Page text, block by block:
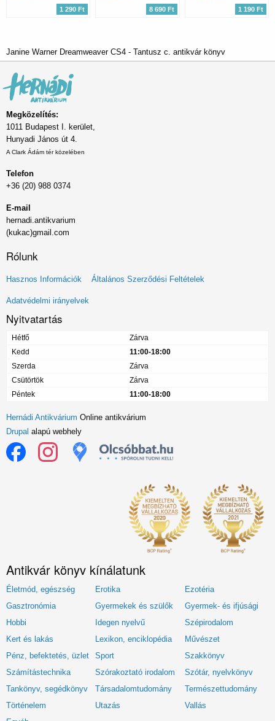
1 290 Ft 8 690 Ft 1 190 Ft
Janine Warner Dreamweaver CS4 - Tantusz c. antikvár könyv
Megközelítés:
1011 Budapest I. kerület,
Hunyadi János út 4.
A Clark Ádám tér közelében
Telefon
+36 (20) 988 0374
E-mail
hernadi.antikvarium
(kukac)gmail.com
Rólunk
Lábléc
menü
Hasznos Információk Általános Szerződési Feltételek
Adatvédelmi irányelvek
Nyitvatartás
Hétfő
Zárva
Kedd
11:00-18:00
Szerda
Zárva
Csütörtök
Zárva
Péntek
11:00-18:00
Hernádi Antikvárium Online antikvárium
Drupal alapú webhely
Antikvár könyv kínálatunk
Életmód, egészség Erotika
Ezotéria
Gasztronómia
Gyermekek és szülők
Gyermek- és ifjúsági
Hobbi
Idegen nyelvű
Szépirodalom
Kert és lakás
Lexikon, enciklopédia
Művészet
Pénz, befektetés, üzlet
Sport
Szakkönyv
Számítástechnika
Szórakoztató irodalom
Szótár, nyelvkönyv
Tankönyv, segédkönyv
Társadalomtudomány
Természettudomány
Történelem
Utazás
Vallás